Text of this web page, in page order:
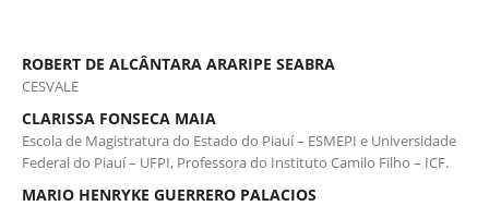
ROBERT DE ALCÂNTARA ARARIPE SEABRA
CESVALE
CLARISSA FONSECA MAIA
Escola de Magistratura do Estado do Piauí – ESMEPI e Universidade
Federal do Piauí – UFPI, Professora do Instituto Camilo Filho – ICF.
MARIO HENRYKE GUERRERO PALACIOS